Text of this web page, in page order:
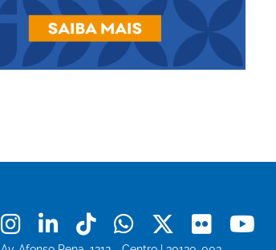
Facebook
Instagram
LinkedinTiktokWhatsapp
X Flickr